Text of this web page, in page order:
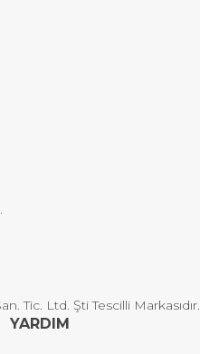
Tic. Ltd. Şti Tescilli Markasıdır.
YARDIM